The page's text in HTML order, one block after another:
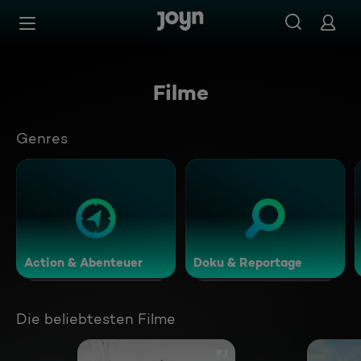
Zum Inhalt springen
Filme
Genres
Action & Abenteuer Doku & Reportage
Die beliebtesten Filme